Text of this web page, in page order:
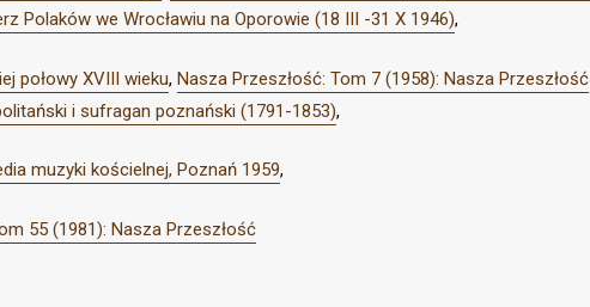
Polaków we Wrocławiu na Oporowie (18 III -31 X 1946),
połowy XVIII wieku, Nasza Przeszłość: Tom 7 (1958): Nasza Przeszłość
i sufragan poznański (1791-1853),
muzyki kościelnej, Poznań 1959,
55 (1981): Nasza Przeszłość